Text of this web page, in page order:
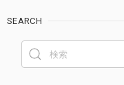
SEARCH